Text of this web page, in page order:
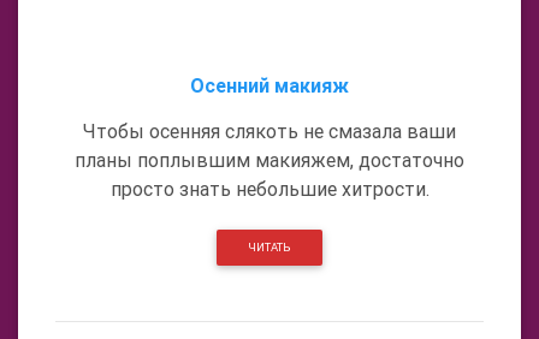
Осенний макияж
Чтобы осенняя слякоть не смазала ваши
планы поплывшим макияжем, достаточно
просто знать небольшие хитрости.
ЧИТАТЬ